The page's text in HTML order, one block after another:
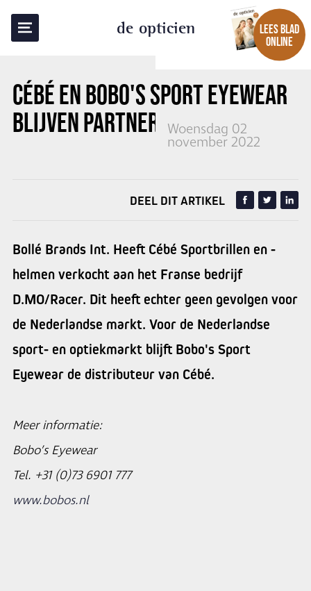
de opticien
LEES BLAD
ONLINE
CÉBÉ EN BOBO'S SPORT EYEWEAR
BLIJVEN PARTNERSWoensdag 02
november 2022
TERUG NAAR OVERZICHT
DEEL DIT ARTIKEL
Bollé Brands Int. Heeft Cébé Sportbrillen en -
helmen verkocht aan het Franse bedrijf
D.MO/Racer. Dit heeft echter geen gevolgen voor
de Nederlandse markt. Voor de Nederlandse
sport- en optiekmarkt blijft Bobo's Sport
Eyewear de distributeur van Cébé.
Meer informatie:
Bobo’s Eyewear
Tel. +31 (0)73 6901 777
www.bobos.nl